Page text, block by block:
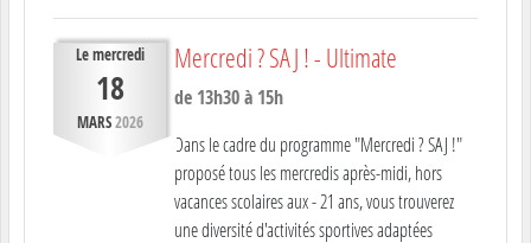
Lemercredi
18
MARS2026
Mercredi ? SAJ ! - Ultimate
de 13h30 à 15h
Dans le cadre du programme "Mercredi ? SAJ !"
proposé tous les mercredis après-midi, hors
vacances scolaires aux - 21 ans, vous trouverez
une diversité d'activités sportives adaptées